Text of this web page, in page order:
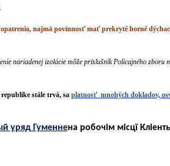
najmä povinnosť mať prekryté horné
nariadenej izolácie môže príslušník Policajného zboru
stále trvá, sa platnosť mnohých dokladov,
уряд Гуменнена робочім місцї